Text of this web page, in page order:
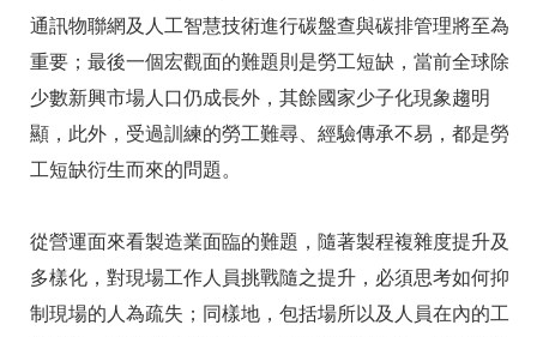
通訊物聯網及人工智慧技術進行碳盤查與碳排管理將至為
重要；最後一個宏觀面的難題則是勞工短缺，當前全球除
少數新興市場人口仍成長外，其餘國家少子化現象趨明
顯，此外，受過訓練的勞工難尋、經驗傳承不易，都是勞
工短缺衍生而來的問題。
從營運面來看製造業面臨的難題，隨著製程複雜度提升及
多樣化，對現場工作人員挑戰隨之提升，必須思考如何抑
制現場的人為疏失；同樣地，包括場所以及人員在內的工